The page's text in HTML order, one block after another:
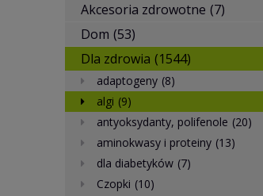
Akcesoria zdrowotne (7)
Dom (53)
Dla zdrowia (1544)
adaptogeny (8)
algi (9)
antyoksydanty, polifenole (20)
aminokwasy i proteiny (13)
dla diabetyków (7)
Czopki (10)